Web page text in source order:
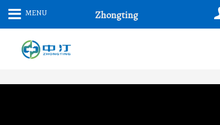
Au
MENU Zhongting